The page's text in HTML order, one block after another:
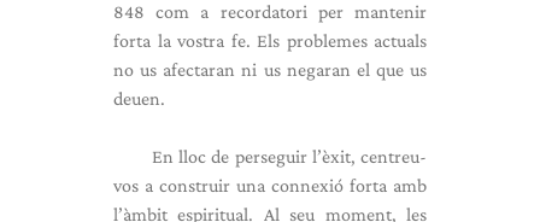
848 com a recordatori per mantenir
forta la vostra fe. Els problemes actuals
no us afectaran ni us negaran el que us
deuen.
En lloc de perseguir l’èxit, centreu-
vos a construir una connexió forta amb
l’àmbit espiritual. Al seu moment, les